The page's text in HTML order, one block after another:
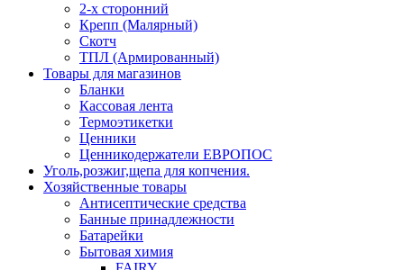
2-х сторонний
Крепп (Малярный)
Скотч
ТПЛ (Армированный)
Товары для магазинов
Бланки
Кассовая лента
Термоэтикетки
Ценники
Ценникодержатели ЕВРОПОС
Уголь,розжиг,щепа для копчения.
Хозяйственные товары
Антисептические средства
Банные принадлежности
Батарейки
Бытовая химия